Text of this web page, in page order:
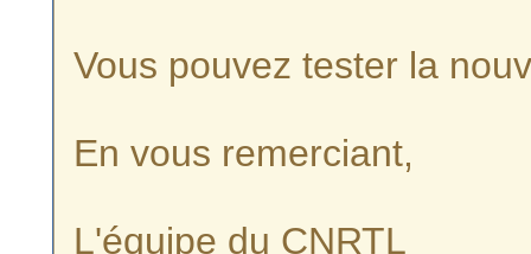
Vous pouvez tester la
En vous remerciant,
L'équipe du CNRTL